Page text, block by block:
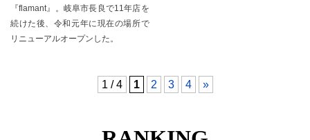
『flamant』。岐阜市長良で11年店を
続けた後、令和元年に現在の場所で
リニューアルオープンした。
1 / 4 1 2 3 4 »